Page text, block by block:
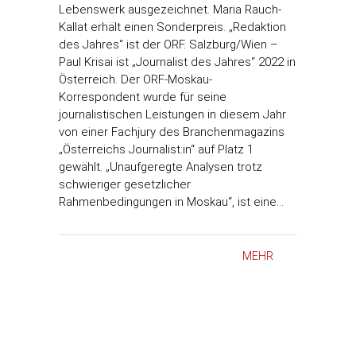
Lebenswerk ausgezeichnet. Maria Rauch-
Kallat erhält einen Sonderpreis. „Redaktion
des Jahres“ ist der ORF. Salzburg/Wien –
Paul Krisai ist „Journalist des Jahres“ 2022 in
Österreich. Der ORF-Moskau-
Korrespondent wurde für seine
journalistischen Leistungen in diesem Jahr
von einer Fachjury des Branchenmagazins
„Österreichs Journalist:in“ auf Platz 1
gewählt. „Unaufgeregte Analysen trotz
schwieriger gesetzlicher
Rahmenbedingungen in Moskau“, ist eine…
MEHR